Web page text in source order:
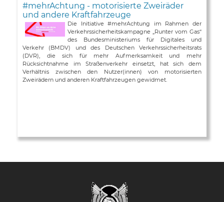
#mehrAchtung - motorisierte Zweiräder
und andere Kraftfahrzeuge
Die Initiative #mehrAchtung im Rahmen der
Verkehrssicherheitskampagne „Runter vom Gas“
des Bundesministeriums für Digitales und
Verkehr (BMDV) und des Deutschen Verkehrssicherheitsrats
(DVR), die sich für mehr Aufmerksamkeit und mehr
Rücksichtnahme im Straßenverkehr einsetzt, hat sich dem
Verhältnis zwischen den Nutzer(innen) von motorisierten
Zweirädern und anderen Kraftfahrzeugen gewidmet.